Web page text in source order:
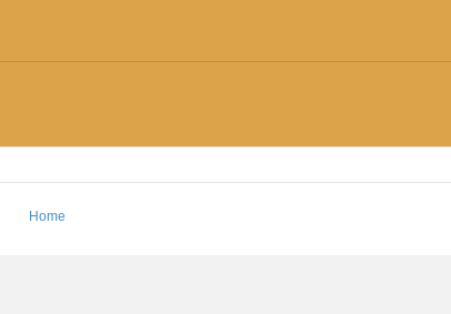
Home